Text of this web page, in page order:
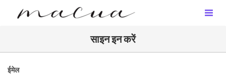
साइन इन करें
ईमेल